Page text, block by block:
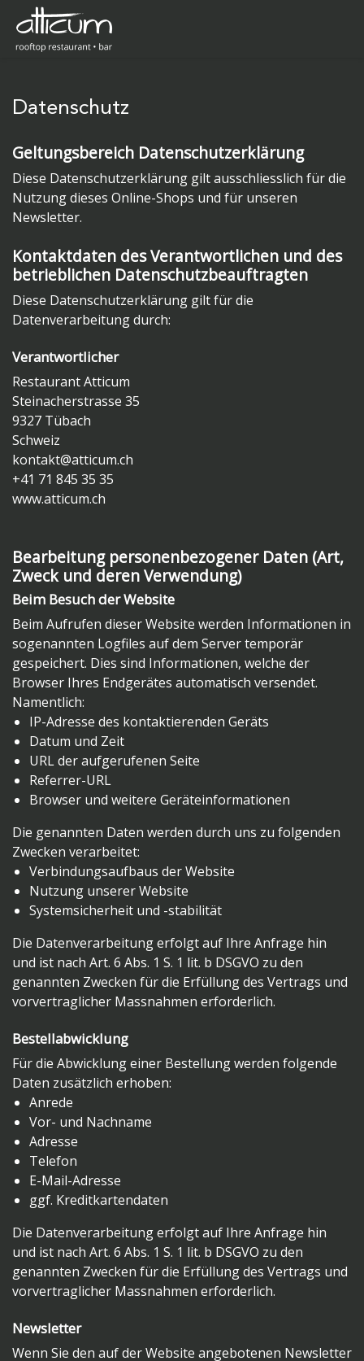
Datenschutz
Geltungsbereich Datenschutzerklärung
Diese Datenschutzerklärung gilt ausschliesslich für die
Nutzung dieses Online-Shops und für unseren
Newsletter.
Kontaktdaten des Verantwortlichen und des
betrieblichen Datenschutzbeauftragten
Diese Datenschutzerklärung gilt für die
Datenverarbeitung durch:
Verantwortlicher
Restaurant Atticum
Steinacherstrasse 35
9327 Tübach
Schweiz
kontakt@atticum.ch
+41 71 845 35 35
www.atticum.ch
Bearbeitung personenbezogener Daten (Art,
Zweck und deren Verwendung)
Beim Besuch der Website
Beim Aufrufen dieser Website werden Informationen in
sogenannten Logfiles auf dem Server temporär
gespeichert. Dies sind Informationen, welche der
Browser Ihres Endgerätes automatisch versendet.
Namentlich:
IP-Adresse des kontaktierenden Geräts
Datum und Zeit
URL der aufgerufenen Seite
Referrer-URL
Browser und weitere Geräteinformationen
Die genannten Daten werden durch uns zu folgenden
Zwecken verarbeitet:
Verbindungsaufbaus der Website
Nutzung unserer Website
Systemsicherheit und -stabilität
Die Datenverarbeitung erfolgt auf Ihre Anfrage hin
und ist nach Art. 6 Abs. 1 S. 1 lit. b DSGVO zu den
genannten Zwecken für die Erfüllung des Vertrags und
vorvertraglicher Massnahmen erforderlich.
Bestellabwicklung
Für die Abwicklung einer Bestellung werden folgende
Daten zusätzlich erhoben:
Anrede
Vor- und Nachname
Adresse
Telefon
E-Mail-Adresse
ggf. Kreditkartendaten
Die Datenverarbeitung erfolgt auf Ihre Anfrage hin
und ist nach Art. 6 Abs. 1 S. 1 lit. b DSGVO zu den
genannten Zwecken für die Erfüllung des Vertrags und
vorvertraglicher Massnahmen erforderlich.
Newsletter
Wenn Sie den auf der Website angebotenen Newsletter